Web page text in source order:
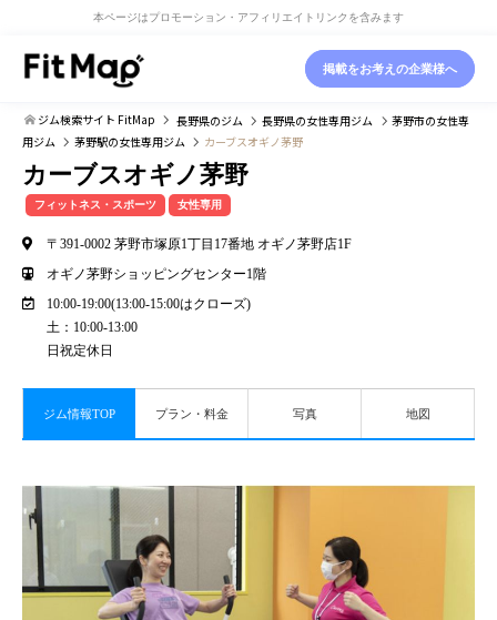
本ページはプロモーション・アフィリエイトリンクを含みます
掲載をお考えの企業様へ
ジム検索サイト FitMap 長野県のジム 長野県の女性専用ジム 茅野市の女性専
用ジム
茅野駅の女性専用ジム カーブスオギノ茅野
カーブスオギノ茅野
フィットネス・スポーツ 女性専用
〒391-0002 茅野市塚原1丁目17番地 オギノ茅野店1F
オギノ茅野ショッピングセンター1階
10:00-19:00(13:00-15:00はクローズ)
土：10:00-13:00
日祝定休日
ジム情報TOP プラン・料金 写真 地図